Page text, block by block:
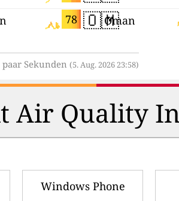
78 🇴🇲Oman
Sekunden (5. Aug. 2026 23:58)
Air Quality
Windows Phone